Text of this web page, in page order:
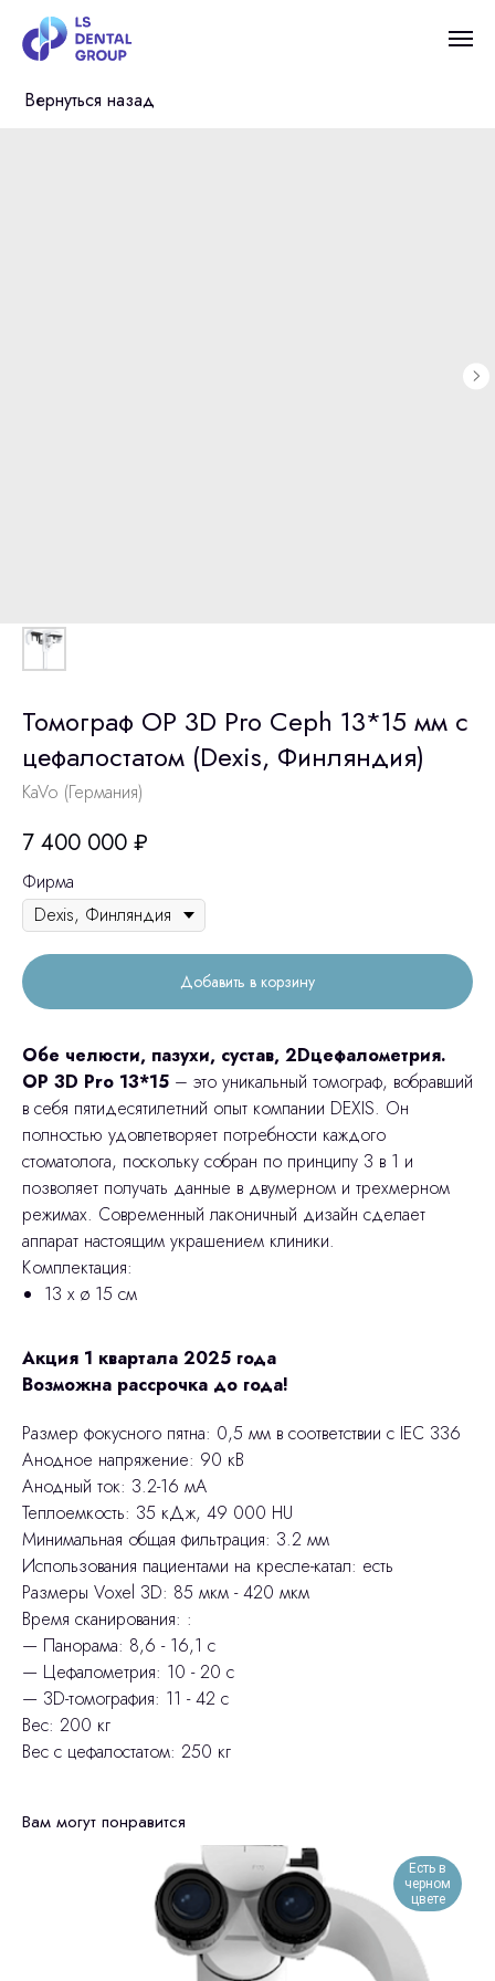
Вернуться назад
Томограф OP 3D Pro Ceph 13*15 мм с
цефалостатом (Dexis, Финляндия)
KaVo (Германия)
7 400 000 ₽
Фирма
Добавить в корзину
Обе челюсти, пазухи, сустав, 2Dцефалометрия.
OP 3D Pro 13*15 – это уникальный томограф, вобравший
в себя пятидесятилетний опыт компании DEXIS. Он
полностью удовлетворяет потребности каждого
стоматолога, поскольку собран по принципу 3 в 1 и
позволяет получать данные в двумерном и трехмерном
режимах. Современный лаконичный дизайн сделает
аппарат настоящим украшением клиники.
Комплектация:
13 x ø 15 см
Акция 1 квартала 2025 года
Возможна рассрочка до года!
Размер фокусного пятна: 0,5 мм в соответствии с IEC 336
Анодное напряжение: 90 кВ
Анодный ток: 3.2-16 мА
Теплоемкость: 35 кДж, 49 000 HU
Минимальная общая фильтрация: 3.2 мм
Использования пациентами на кресле-катал: есть
Размеры Voxel 3D: 85 мкм - 420 мкм
Время сканирования: :
— Панорама: 8,6 - 16,1 с
— Цефалометрия: 10 - 20 с
— 3D-томография: 11 - 42 с
Вес: 200 кг
Вес с цефалостатом: 250 кг
Вам могут понравится
Есть в
черном
цвете